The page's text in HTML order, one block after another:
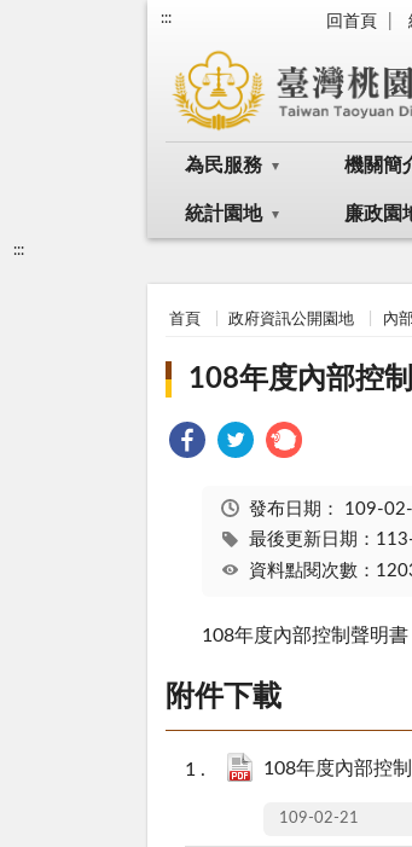
::: 回首頁
為民服務 機關簡
統計園地 廉政園
:::
首頁 政府資訊公開園地 內
108年度內部控
發布日期： 109-
最後更新日期：
資料點閱次數：
108年度內部控制聲明書
附件下載
108年度內部控
109-02-21